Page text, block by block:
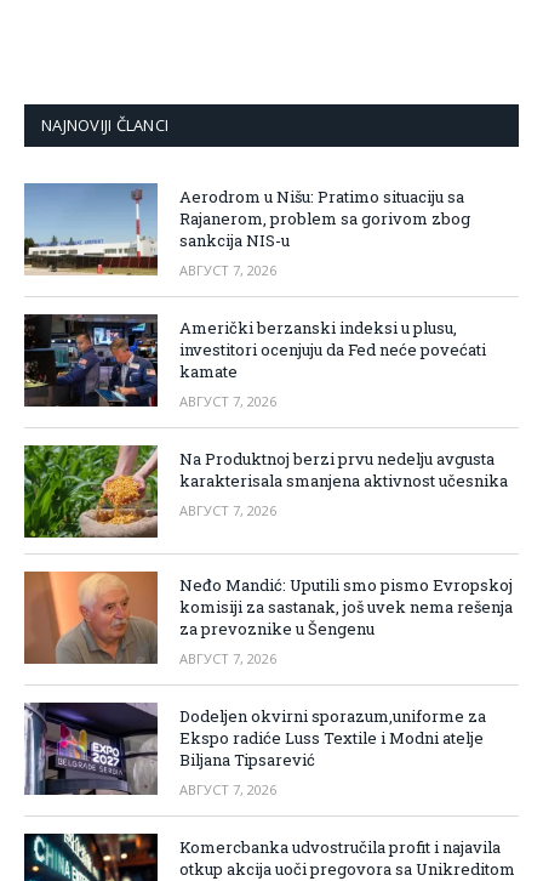
NAJNOVIJI ČLANCI
Aerodrom u Nišu: Pratimo situaciju sa
Rajanerom, problem sa gorivom zbog
sankcija NIS-u
АВГУСТ 7, 2026
Američki berzanski indeksi u plusu,
investitori ocenjuju da Fed neće povećati
kamate
АВГУСТ 7, 2026
Na Produktnoj berzi prvu nedelju avgusta
karakterisala smanjena aktivnost učesnika
АВГУСТ 7, 2026
Neđo Mandić: Uputili smo pismo Evropskoj
komisiji za sastanak, još uvek nema rešenja
za prevoznike u Šengenu
АВГУСТ 7, 2026
Dodeljen okvirni sporazum,uniforme za
Ekspo radiće Luss Textile i Modni atelje
Biljana Tipsarević
АВГУСТ 7, 2026
Komercbanka udvostručila profit i najavila
otkup akcija uoči pregovora sa Unikreditom